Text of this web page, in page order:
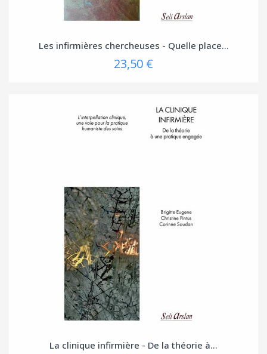
Les infirmières chercheuses - Quelle place...
23,50 €
La clinique infirmière - De la théorie à...